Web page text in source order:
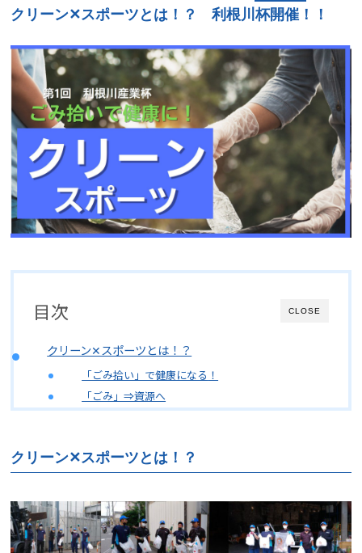
クリーン✕スポーツとは！？ 利根川杯開催！！
CLOSE
目次
クリーン✕スポーツとは！？
「ごみ拾い」で健康になる ！
「ごみ」⇒資源へ
クリーン✕スポーツとは！？